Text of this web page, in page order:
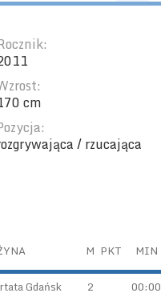
cm
/ rzucająca
M PKT MIN
Gdańsk 2 00:00